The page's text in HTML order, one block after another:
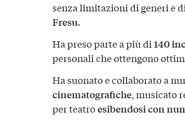
senza limitazioni di generi e
Fresu.
Ha preso parte a più di140
personali che ottengono
Ha suonato e collaborato a
cinematografiche, musicato
per teatroesibendosi con